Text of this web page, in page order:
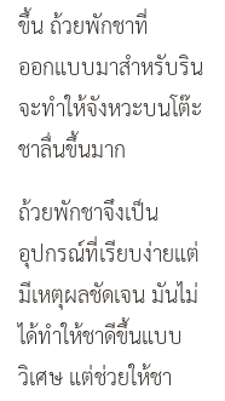
ขึ้น ถ้วยพักชาที่
ออกแบบมาสำหรับริน
จะทำให้จังหวะบนโต๊ะ
ชาลื่นขึ้นมาก
ถ้วยพักชาจึงเป็น
อุปกรณ์ที่เรียบง่ายแต่
มีเหตุผลชัดเจน มันไม่
ได้ทำให้ชาดีขึ้นแบบ
วิเศษ แต่ช่วยให้ชา